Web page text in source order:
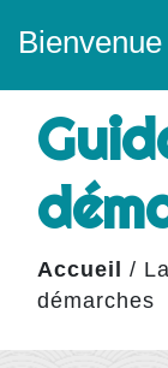
Accueil /
démarches